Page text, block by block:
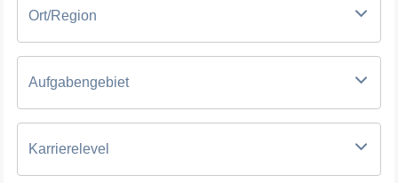
Ort/Region
Aufgabengebiet
Karrierelevel